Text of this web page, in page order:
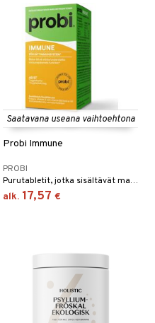
Saatavana useana vaihtoehtona
Probi Immune
PROBI
Purutabletit, jotka sisältävät maitohappobakteereja. Sisältävät D-vitamiinia, foolihappoa ja B12-vitamiinia.
alk. 17,57 €